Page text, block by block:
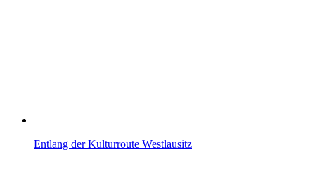
Entlang der Kulturroute Westlausitz